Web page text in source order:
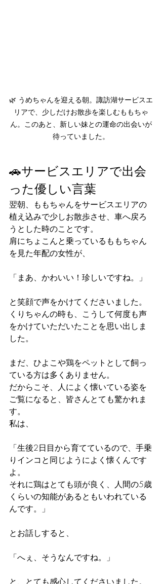
🌿 うめちゃんを迎える朝。諏訪湖サービスエ
リアで、少しだけお散歩を楽しむももちゃ
ん。このあと、新しい妹との運命の出会いが
待っていました。
🚗サービスエリアで出会
った優しい言葉
翌朝、ももちゃんをサービスエリアの
植え込みで少しお散歩させ、車へ戻ろ
うとした時のことです。
肩にちょこんと乗っているももちゃん
を見た年配の女性が、
「まあ、かわいい！珍しいですね。」
と笑顔で声をかけてくださいました。
くりちゃんの時も、こうして何度も声
をかけていただいたことを思い出しま
した。
まだ、ひよこや鶏をペットとして飼っ
ている方は多くありません。
だからこそ、人によく懐いている姿を
ご覧になると、皆さんとても驚かれま
す。
私は、
「生後2日目から育てているので、手乗
りインコと同じようによく懐くんです
よ。
それに鶏はとても頭が良く、人間の5歳
くらいの知能があるともいわれている
んです。」
とお話しすると、
「へぇ、そうなんですね。」
と、とても感心してくださいました。